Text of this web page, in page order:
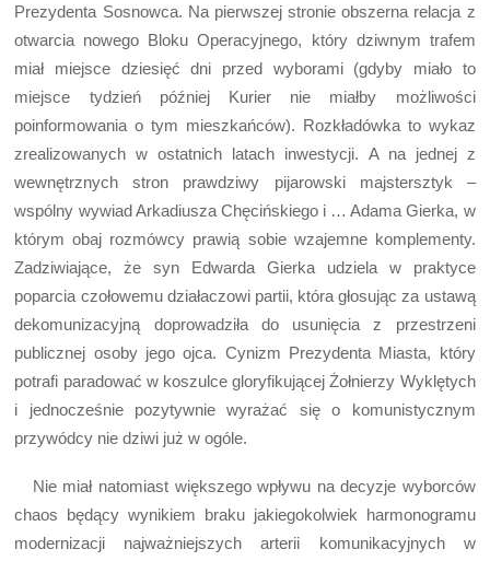
Prezydenta Sosnowca. Na pierwszej stronie obszerna relacja z
otwarcia nowego Bloku Operacyjnego, który dziwnym trafem
miał miejsce dziesięć dni przed wyborami (gdyby miało to
miejsce tydzień później Kurier nie miałby możliwości
poinformowania o tym mieszkańców). Rozkładówka to wykaz
zrealizowanych w ostatnich latach inwestycji. A na jednej z
wewnętrznych stron prawdziwy pijarowski majstersztyk –
wspólny wywiad Arkadiusza Chęcińskiego i … Adama Gierka, w
którym obaj rozmówcy prawią sobie wzajemne komplementy.
Zadziwiające, że syn Edwarda Gierka udziela w praktyce
poparcia czołowemu działaczowi partii, która głosując za ustawą
dekomunizacyjną doprowadziła do usunięcia z przestrzeni
publicznej osoby jego ojca. Cynizm Prezydenta Miasta, który
potrafi paradować w koszulce gloryfikującej Żołnierzy Wyklętych
i jednocześnie pozytywnie wyrażać się o komunistycznym
przywódcy nie dziwi już w ogóle.
Nie miał natomiast większego wpływu na decyzje wyborców
chaos będący wynikiem braku jakiegokolwiek harmonogramu
modernizacji najważniejszych arterii komunikacyjnych w